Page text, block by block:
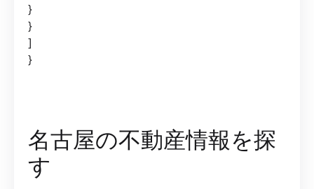
}
}
]
}
名古屋の不動産情報を探
す